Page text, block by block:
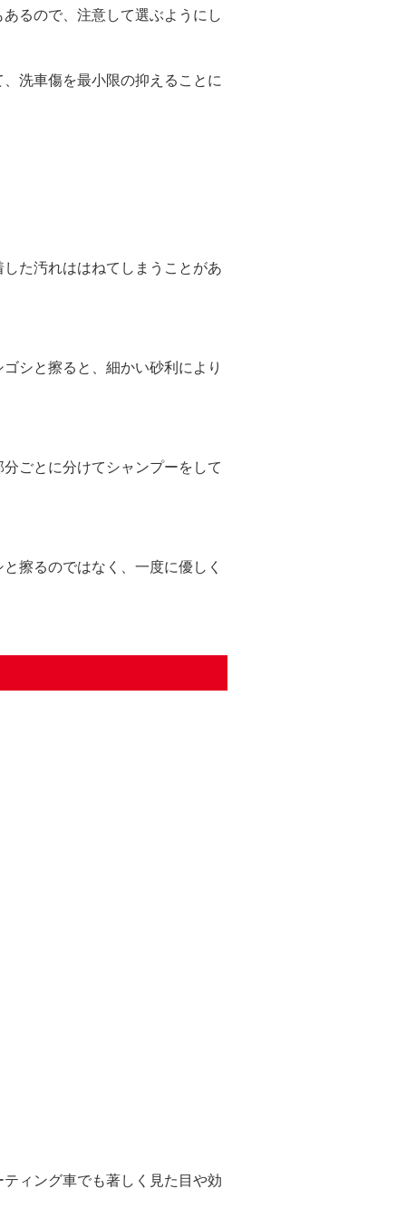
るので、注意して選ぶようにし
洗車傷を最小限の抑えることに
た汚れははねてしまうことがあ
シと擦ると、細かい砂利により
ごとに分けてシャンプーをして
擦るのではなく、一度に優しく
ィング車でも著しく見た目や効